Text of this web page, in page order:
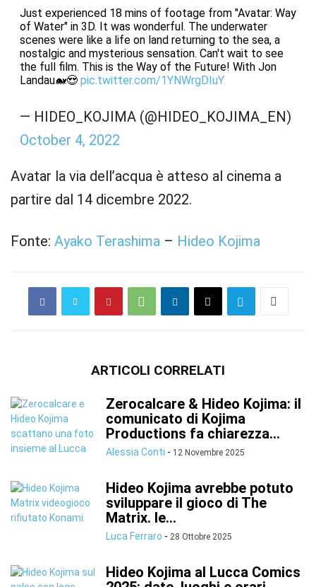
Just experienced 18 mins of footage from "Avatar: Way
of Water" in 3D. It was wonderful. The underwater
scenes were like a life on land returning to the sea, a
nostalgic and mysterious sensation. Can't wait to see
the full film. This is the Way of the Future! With Jon
Landau🐋😍 pic.twitter.com/1YNWrgDIuY
— HIDEO_KOJIMA (@HIDEO_KOJIMA_EN)
October 4, 2022
Avatar la via dell’acqua è atteso al cinema a
partire dal 14 dicembre 2022.
Fonte: Ayako Terashima – Hideo Kojima
ARTICOLI CORRELATI
Zerocalcare & Hideo Kojima: il
comunicato di Kojima
Productions fa chiarezza...
Alessia Conti - 12 Novembre 2025
Hideo Kojima avrebbe potuto
sviluppare il gioco di The
Matrix. le...
Luca Ferraro - 28 Ottobre 2025
Hideo Kojima al Lucca Comics